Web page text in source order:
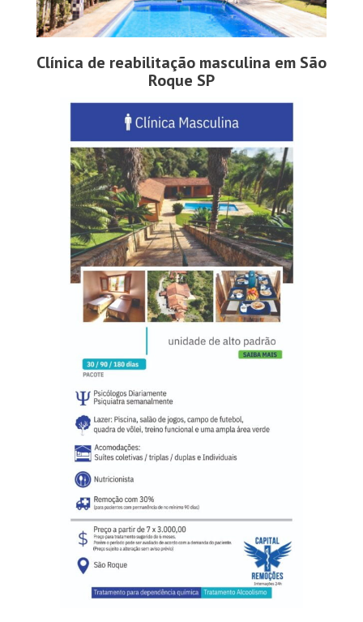
Clínica de reabilitação masculina em São
Roque SP